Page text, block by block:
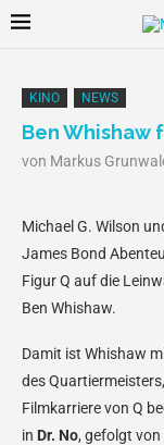
KINO NEWS
Ben Whishaw
von Markus
Michael G. Wilson
James Bond
Figur Q auf die
Ben Whishaw.
Damit ist Whishaw
des
Filmkarriere von Q
in Dr. No, gefolgt von